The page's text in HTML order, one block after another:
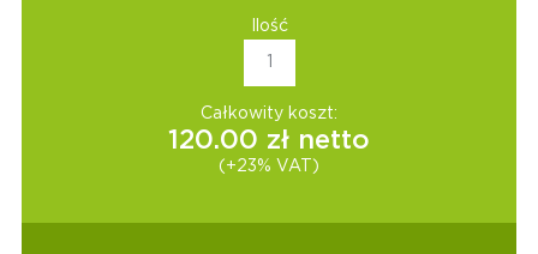
Ilość
Całkowity koszt:
120.00 zł netto
(+23% VAT)